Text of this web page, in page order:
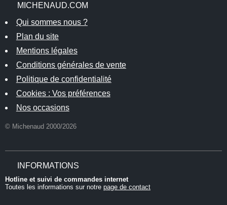
MICHENAUD.COM
Qui sommes nous ?
Plan du site
Mentions légales
Conditions générales de vente
Politique de confidentialité
Cookies : Vos préférences
Nos occasions
© Michenaud 2000/2026
INFORMATIONS
Hotline et suivi de commandes internet
Toutes les informations sur notre page de contact